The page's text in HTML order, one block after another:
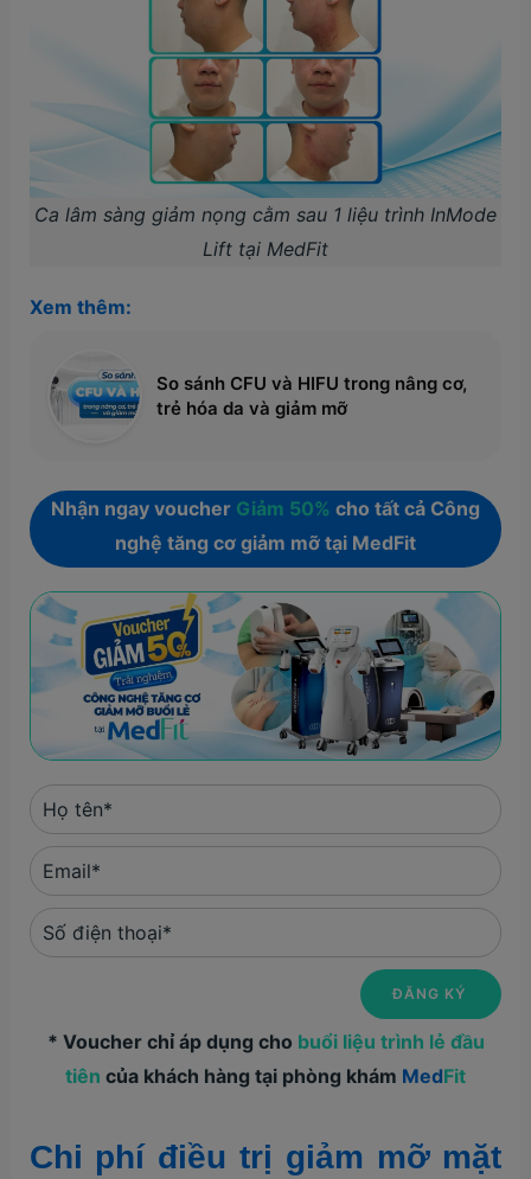
Ca lâm sàng giảm nọng cằm sau 1 liệu trình InMode
Lift tại MedFit
Xem thêm:
So sánh CFU và HIFU trong nâng cơ,
trẻ hóa da và giảm mỡ
Nhận ngay voucher Giảm 50% cho tất cả Công
nghệ tăng cơ giảm mỡ tại MedFit
* Voucher chỉ áp dụng cho buổi liệu trình lẻ đầu
tiên của khách hàng tại phòng khám MedFit
Chi phí điều trị giảm mỡ mặt